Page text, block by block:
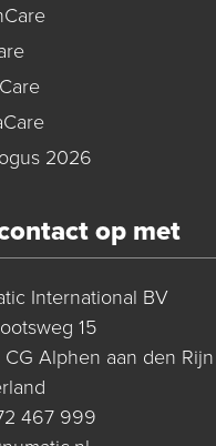
2026
op met
International BV
15
Alphen aan den Rijn
467 999